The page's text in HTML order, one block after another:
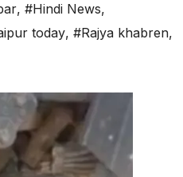
, #Hindi News,
today, #Rajya khabren,